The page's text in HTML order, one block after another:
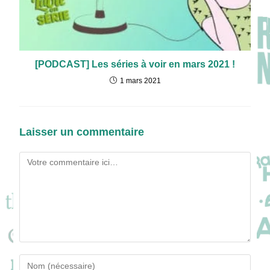
[PODCAST] Les séries à voir en mars 2021 !
1 mars 2021
Laisser un commentaire
Comment
Enter